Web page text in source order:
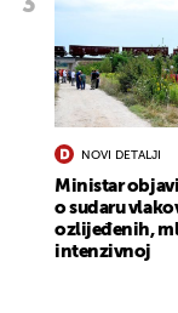
NOVI DETALJI
Ministar
o sudaru
ozlijeđenih,
intenzivnoj